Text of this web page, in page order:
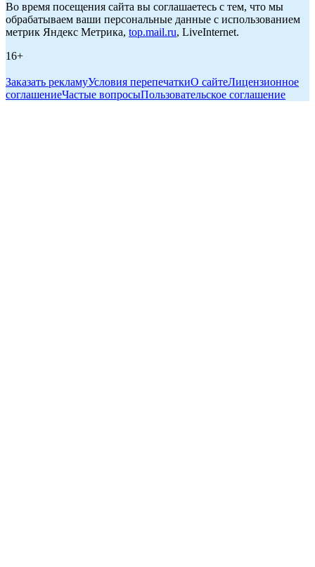
Во время посещения сайта вы соглашаетесь с тем, что мы
обрабатываем ваши персональные данные с использованием
метрик Яндекс Метрика, top.mail.ru, LiveInternet.
16+
Заказать рекламуУсловия перепечаткиО сайтеЛицензионное
соглашениеЧастые вопросыПользовательское соглашение